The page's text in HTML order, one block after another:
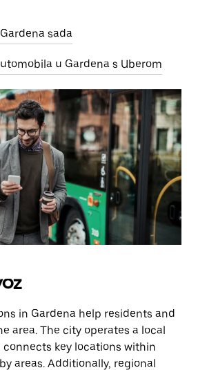
sada
u Gardena s Uberom
in Gardena help residents and
area. The city operates a local
connects key locations within
areas. Additionally, regional